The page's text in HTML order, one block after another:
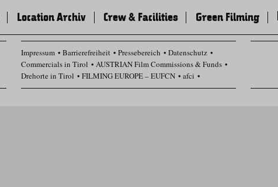
Location Archiv Crew & Facilities Green Filming
Impressum Barrierefreiheit Pressebereich
Datenschutz
Commercials in Tirol
AUSTRIAN Film Commissions & Funds
Drehorte in Tirol
FILMING EUROPE – EUFCN
afci
Datenschutz Einstellungen